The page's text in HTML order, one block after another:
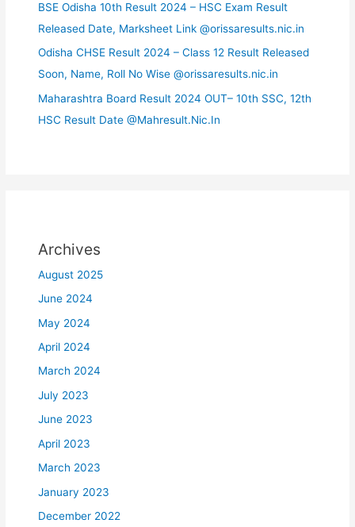
BSE Odisha 10th Result 2024 – HSC Exam Result
Released Date, Marksheet Link @orissaresults.nic.in
Odisha CHSE Result 2024 – Class 12 Result Released
Soon, Name, Roll No Wise @orissaresults.nic.in
Maharashtra Board Result 2024 OUT– 10th SSC, 12th
HSC Result Date @Mahresult.Nic.In
Archives
August 2025
June 2024
May 2024
April 2024
March 2024
July 2023
June 2023
April 2023
March 2023
January 2023
December 2022